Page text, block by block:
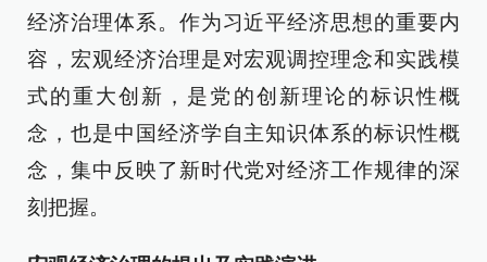
经济治理体系。作为习近平经济思想的重要内
容，宏观经济治理是对宏观调控理念和实践模
式的重大创新，是党的创新理论的标识性概
念，也是中国经济学自主知识体系的标识性概
念，集中反映了新时代党对经济工作规律的深
刻把握。